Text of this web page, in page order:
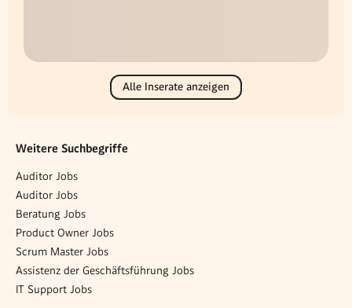
Alle Inserate anzeigen
Weitere Suchbegriffe
Auditor Jobs
Auditor Jobs
Beratung Jobs
Product Owner Jobs
Scrum Master Jobs
Assistenz der Geschäftsführung Jobs
IT Support Jobs